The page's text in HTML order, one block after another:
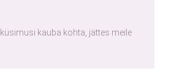
kauba kohta, jättes meile